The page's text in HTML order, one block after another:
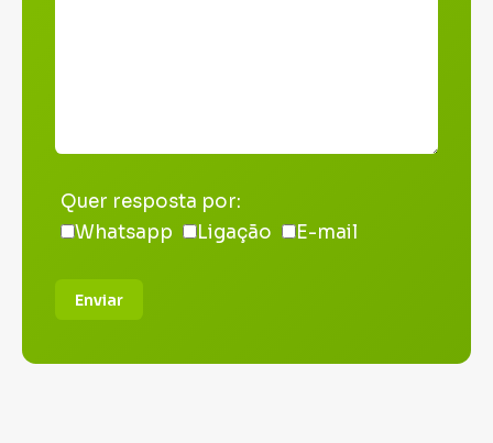
Quer resposta por:
Whatsapp
Ligação E-mail
Enviar